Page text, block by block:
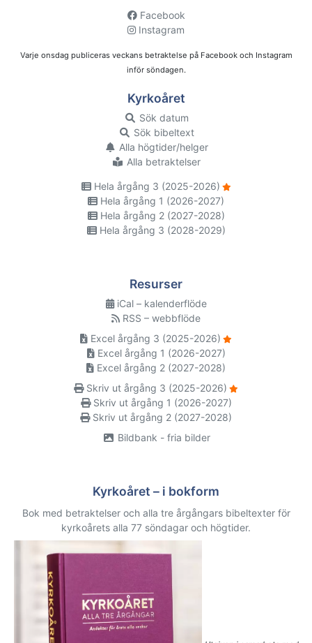
Facebook
Instagram
Varje onsdag publiceras veckans betraktelse på Facebook och Instagram
inför söndagen.
Kyrkoåret
Sök datum
Sök bibeltext
Alla högtider/helger
Alla betraktelser
Hela årgång 3 (2025-2026)
Hela årgång 1 (2026-2027)
Hela årgång 2 (2027-2028)
Hela årgång 3 (2028-2029)
Resurser
iCal – kalenderflöde
RSS – webbflöde
Excel årgång 3 (2025-2026)
Excel årgång 1 (2026-2027)
Excel årgång 2 (2027-2028)
Skriv ut årgång 3 (2025-2026)
Skriv ut årgång 1 (2026-2027)
Skriv ut årgång 2 (2027-2028)
Bildbank - fria bilder
Kyrkoåret – i bokform
Bok med betraktelser och alla tre årgångars bibeltexter för
kyrkoårets alla 77 söndagar och högtider.